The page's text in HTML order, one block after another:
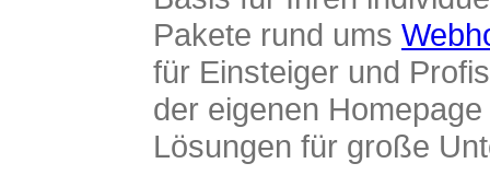
Pakete rund ums
für Einsteiger und
der eigenen
Lösungen für große